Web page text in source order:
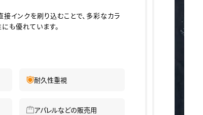
インクを刷り込むことで、多彩なカラ
も優れています。
耐久性重視
アパレルなどの販売用